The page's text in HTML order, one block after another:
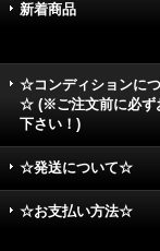
新着商品
☆コンディションに
☆ (※ご注文前に必ず
下さい！)
☆発送について☆
☆お支払い方法☆